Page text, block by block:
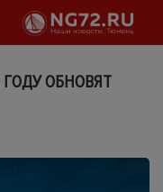
ОБНОВЯТ